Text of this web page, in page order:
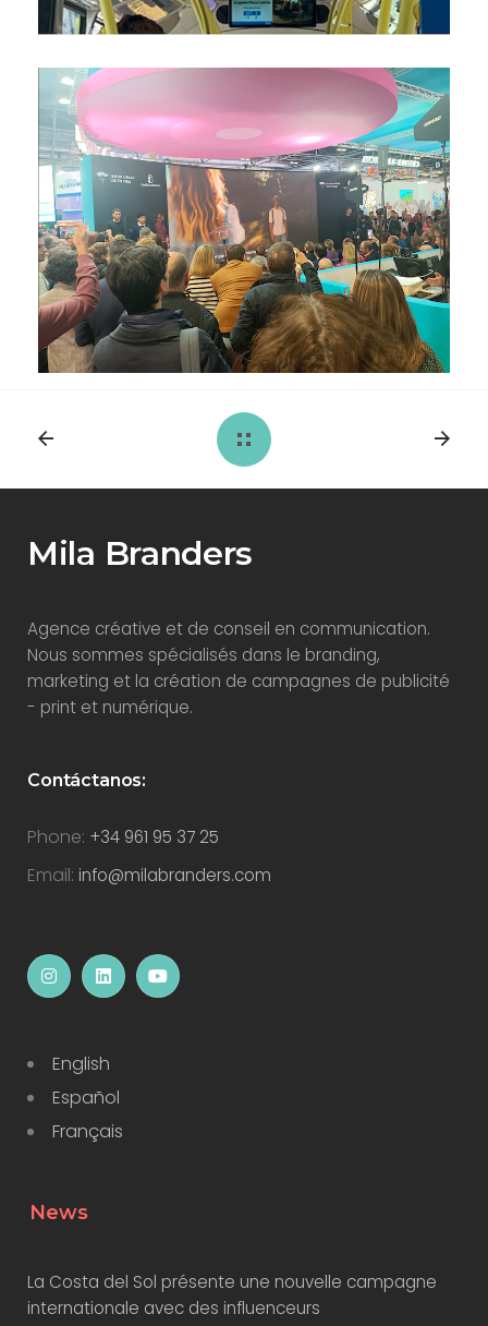
Mila Branders
Agence créative et de conseil en communication.
Nous sommes spécialisés dans le branding,
marketing et la création de campagnes de publicité
- print et numérique.
Contáctanos:
Phone: +34 961 95 37 25
Email: info@milabranders.com
English
Español
Français
News
La Costa del Sol présente une nouvelle campagne
internationale avec des influenceurs